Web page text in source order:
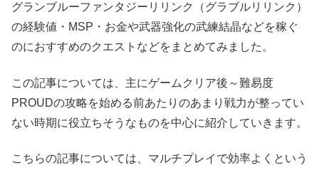
グランブルーファンタジーリリンク（グラブルリリンク）
の経験値・MSP・お金や武器強化の武練結晶などを稼ぐ
のにおすすめのクエストなどをまとめてみました。
この記事については、主にゲームクリア後～難易度
PROUDの攻略を始める前あたりのあまり戦力が整ってい
ない時期に役立ちそうなものを中心に紹介していきます。
こちらの記事については、マルチプレイで効率よくという